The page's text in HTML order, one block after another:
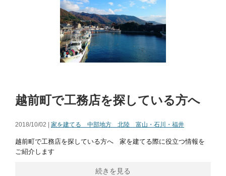
越前町で工務店を探している方へ
2018/10/02 | 家を建てる 中部地方 北陸 富山・石川・福井
越前町で工務店を探している方へ 家を建てる際に役立つ情報を
ご紹介します
続きを見る